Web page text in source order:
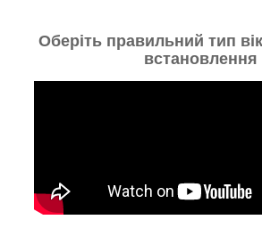
Оберіть правильний тип
встановлення